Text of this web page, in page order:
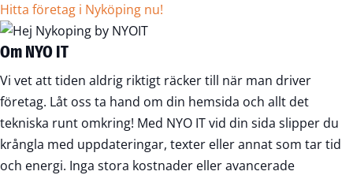
Hitta företag i Nyköping nu!
Om NYO IT
Vi vet att tiden aldrig riktigt räcker till när man driver
företag. Låt oss ta hand om din hemsida och allt det
tekniska runt omkring! Med NYO IT vid din sida slipper du
krångla med uppdateringar, texter eller annat som tar tid
och energi. Inga stora kostnader eller avancerade